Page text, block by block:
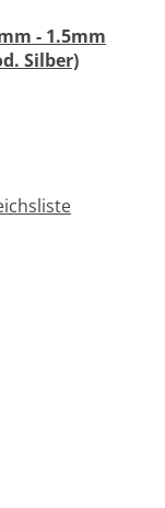
- 1.5mm
Silber)